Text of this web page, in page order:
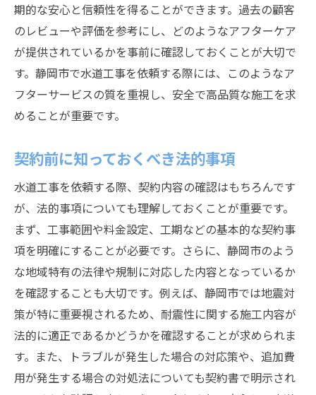
施工中にトラブルが発生した場合の対処法
は？
期的な安心と信頼性を得ることができます。過去の顧客
のレビューや評価を参考にし、どのようなアフターケア
が提供されているかを事前に確認しておくことが大切で
す。静岡市で水道工事を依頼する際には、このようなア
フターサービスの質を重視し、安全で高品質な施工を求
めることが重要です。
契約前に知っておくべき法的事項
水道工事を依頼する際、契約内容の確認はもちろんです
が、法的事項についても理解しておくことが重要です。
まず、工事範囲や料金設定、工期などの基本的な契約事
項を明確にすることが必要です。さらに、静岡市のよう
な地域特有の法律や規制に対応した内容となっているか
を確認することも大切です。例えば、静岡市では地震対
策が特に重要視されるため、耐震性に関する施工内容が
法的に適正であるかどうかを確認することが求められま
す。また、トラブルが発生した場合の対応策や、追加費
用が発生する場合の対処法についても契約書で明示され